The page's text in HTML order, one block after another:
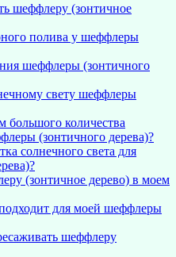
шеффлеру (зонтичное
полива у шеффлеры
шеффлеры (зонтичного
свету шеффлеры
количества
(зонтичного дерева)?
солнечного света для
(зонтичное дерево) в моем
для моей шеффлеры
шеффлеру